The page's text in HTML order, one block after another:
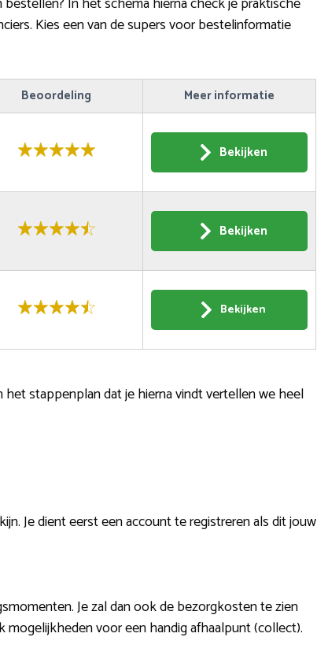
Kies een van de supers voor bestelinformatie
Beoordeling Meer informatie
Bekijken
Bekijken
Bekijken
stappenplan dat je hierna vindt vertellen we heel
Je dient eerst een account te registreren als dit jouw
Je zal dan ook de bezorgkosten te zien
voor een handig afhaalpunt (collect).